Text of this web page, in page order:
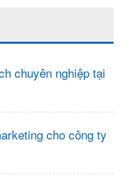
chuyên nghiệp tại
cho công ty